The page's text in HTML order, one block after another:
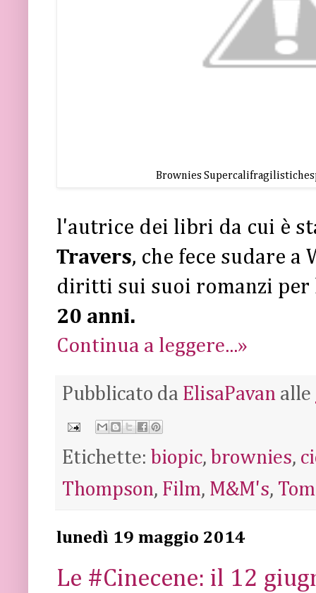
Brownies
l'autrice dei libri da cui è
Travers, che fece sudare a
diritti sui suoi romanzi per
20 anni.
Continua a leggere...»
Pubblicato da ElisaPavan alle
Etichette: biopic, brownies,
Thompson, Film, M&M's,
lunedì 19 maggio 2014
Le #Cinecene: il 12